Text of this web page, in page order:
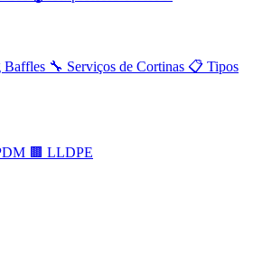
Baffles 🔧 Serviços de Cortinas 📋 Tipos
🟫 LLDPE